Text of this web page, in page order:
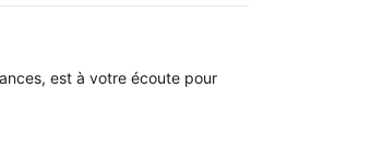
est à votre écoute pour